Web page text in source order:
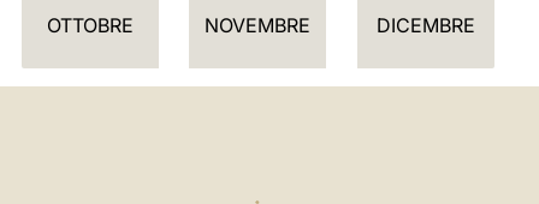
OTTOBRE NOVEMBRE DICEMBRE